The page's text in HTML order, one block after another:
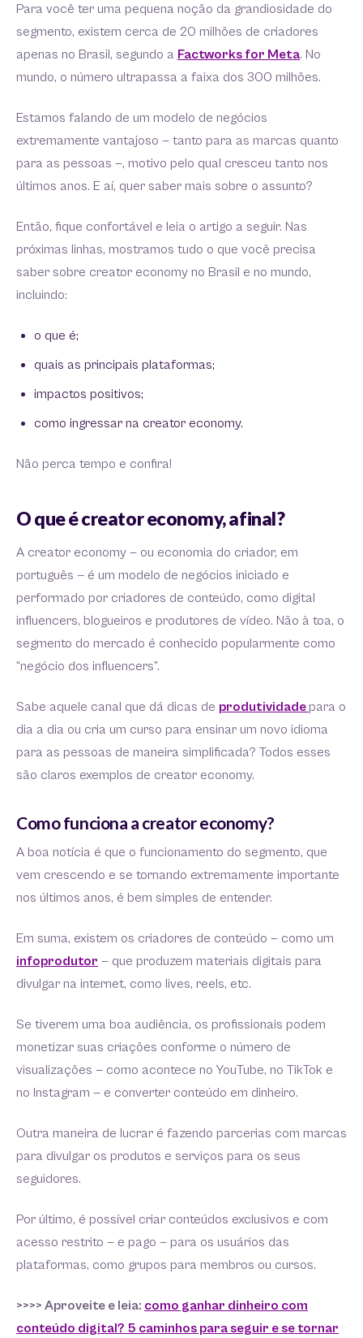
Para você ter uma pequena noção da grandiosidade do
segmento, existem cerca de 20 milhões de criadores
apenas no Brasil, segundo a Factworks for Meta. No
mundo, o número ultrapassa a faixa dos 300 milhões.
Estamos falando de um modelo de negócios
extremamente vantajoso — tanto para as marcas quanto
para as pessoas —, motivo pelo qual cresceu tanto nos
últimos anos. E aí, quer saber mais sobre o assunto?
Então, fique confortável e leia o artigo a seguir. Nas
próximas linhas, mostramos tudo o que você precisa
saber sobre creator economy no Brasil e no mundo,
incluindo:
o que é;
quais as principais plataformas;
impactos positivos;
como ingressar na creator economy.
Não perca tempo e confira!
O que é creator economy, afinal?
A creator economy — ou economia do criador, em
português — é um modelo de negócios iniciado e
performado por criadores de conteúdo, como digital
influencers, blogueiros e produtores de vídeo. Não à toa, o
segmento do mercado é conhecido popularmente como
“negócio dos influencers”.
Sabe aquele canal que dá dicas de produtividade para o
dia a dia ou cria um curso para ensinar um novo idioma
para as pessoas de maneira simplificada? Todos esses
são claros exemplos de creator economy.
Como funciona a creator economy?
A boa notícia é que o funcionamento do segmento, que
vem crescendo e se tornando extremamente importante
nos últimos anos, é bem simples de entender.
Em suma, existem os criadores de conteúdo — como um
infoprodutor — que produzem materiais digitais para
divulgar na internet, como lives, reels, etc.
Se tiverem uma boa audiência, os profissionais podem
monetizar suas criações conforme o número de
visualizações — como acontece no YouTube, no TikTok e
no Instagram — e converter conteúdo em dinheiro.
Outra maneira de lucrar é fazendo parcerias com marcas
para divulgar os produtos e serviços para os seus
seguidores.
Por último, é possível criar conteúdos exclusivos e com
acesso restrito — e pago — para os usuários das
plataformas, como grupos para membros ou cursos.
>>>> Aproveite e leia: como ganhar dinheiro com
conteúdo digital? 5 caminhos para seguir e se tornar